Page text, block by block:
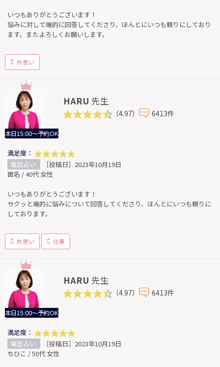
いつもありがとうございます！
悩みに対して端的に回答してくださり、ほんとにいつも頼りにしており
ます。またよろしくお願いします。
片思い
本日15:00～予約OK
HARU 先生
（4.97） 6413件
満足度：
電話占い
［投稿日］2023年10月19日
匿名 / 40代 女性
いつもありがとうございます！
サクッと端的に悩みについて回答してくださり、ほんとにいつも頼りに
しております。
片思い 仕事
本日15:00～予約OK
HARU 先生
（4.97） 6413件
満足度：
電話占い
［投稿日］2023年10月19日
ちひこ / 50代 女性